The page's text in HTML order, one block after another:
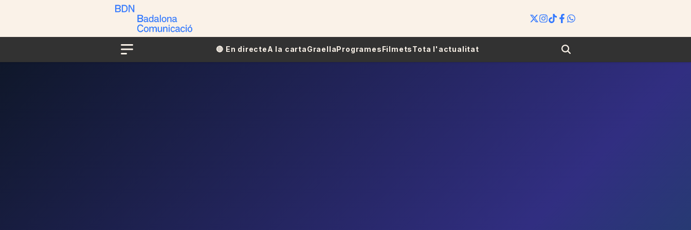
Menu
🔴​​ En directeA la cartaGraellaProgramesFilmetsTota l'actualitat Search